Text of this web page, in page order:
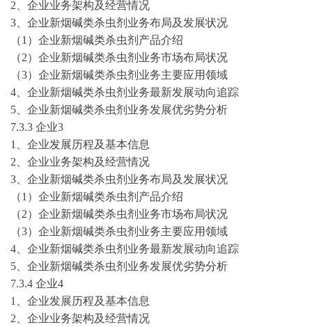
2、企业业务架构及经营情况
3、企业新烟碱类杀虫剂 业务布局及发展状况
（1）企业新烟碱类杀虫剂 产品介绍
（2）企业新烟碱类杀虫剂 业务市场布局状况
（3）企业新烟碱类杀虫剂 业务主要应用领域
4、企业新烟碱类杀虫剂 业务最新发展动向追踪
5、企业新烟碱类杀虫剂 业务发展优劣势分析
7.3.3 企业3
1、企业发展历程及基本信息
2、企业业务架构及经营情况
3、企业新烟碱类杀虫剂 业务布局及发展状况
（1）企业新烟碱类杀虫剂 产品介绍
（2）企业新烟碱类杀虫剂 业务市场布局状况
（3）企业新烟碱类杀虫剂 业务主要应用领域
4、企业新烟碱类杀虫剂 业务最新发展动向追踪
5、企业新烟碱类杀虫剂 业务发展优劣势分析
7.3.4 企业4
1、企业发展历程及基本信息
2、企业业务架构及经营情况